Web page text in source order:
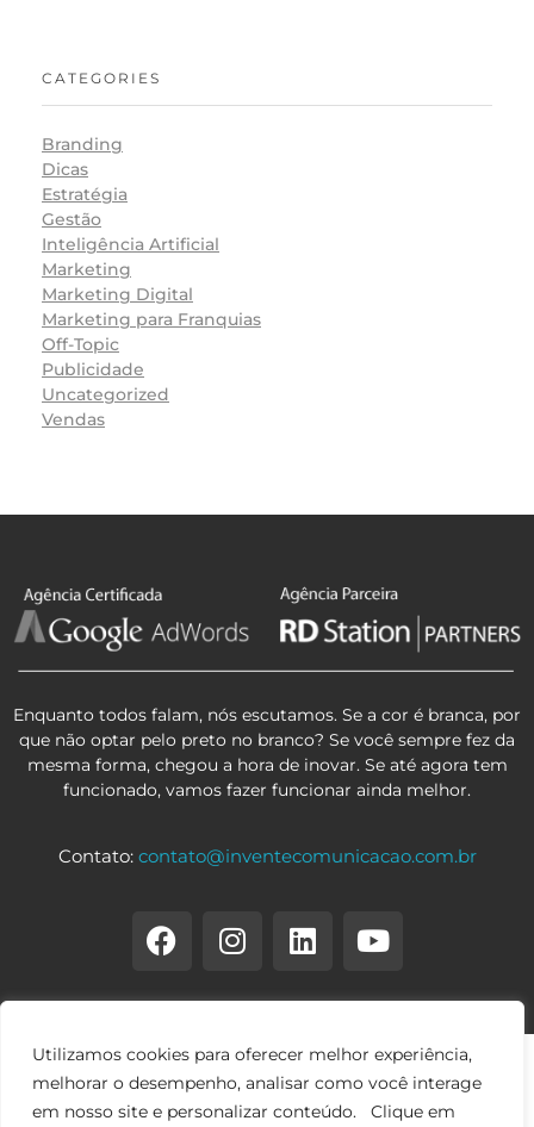
Utilizamos cookies para oferecer melhor experiência,
melhorar o desempenho, analisar como você interage
em nosso site e personalizar conteúdo. Clique em
CATEGORIES
Branding
Dicas
Estratégia
Gestão
Inteligência Artificial
Marketing
Marketing Digital
Marketing para Franquias
Off-Topic
Publicidade
Uncategorized
Vendas
Enquanto todos falam, nós escutamos. Se a cor é branca, por
que não optar pelo preto no branco? Se você sempre fez da
mesma forma, chegou a hora de inovar. Se até agora tem
funcionado, vamos fazer funcionar ainda melhor.
Contato: contato@inventecomunicacao.com.br